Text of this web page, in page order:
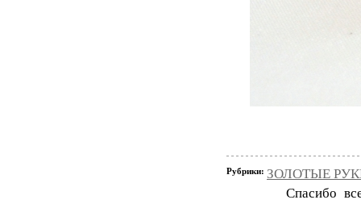
Рубрики: ЗОЛОТЫЕ
Спасибо